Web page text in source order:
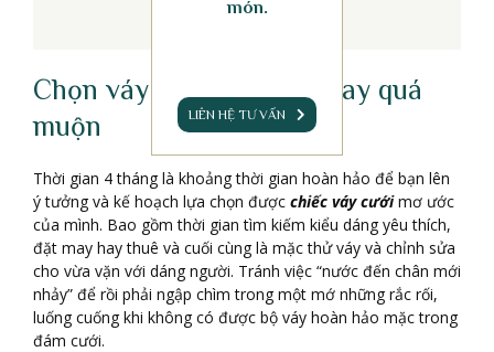
món.
LIÊN HỆ TƯ VẤN
Chọn váy cưới quá sớm hay quá
muộn
Thời gian 4 tháng là khoảng thời gian hoàn hảo để bạn lên
ý tưởng và kế hoạch lựa chọn được chiếc váy cướimơ ước
của mình. Bao gồm thời gian tìm kiếm kiểu dáng yêu thích,
đặt may hay thuê và cuối cùng là mặc thử váy và chỉnh sửa
cho vừa vặn với dáng người. Tránh việc “nước đến chân mới
nhảy” để rồi phải ngập chìm trong một mớ những rắc rối,
luống cuống khi không có được bộ váy hoàn hảo mặc trong
đám cưới.